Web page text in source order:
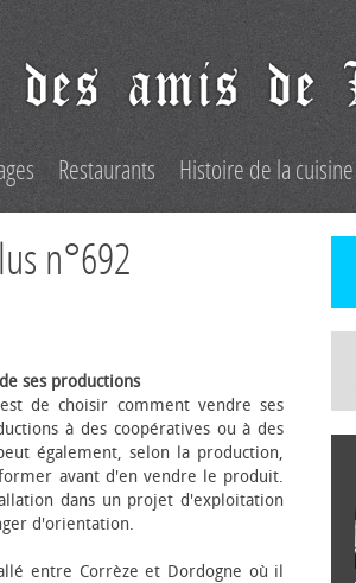
Restaurants Histoire de la cuisine
n°692
ses productions
de choisir comment vendre ses
à des coopératives ou à des
également, selon la production,
avant d'en vendre le produit.
dans un projet d'exploitation
d'orientation.
entre Corrèze et Dordogne où il